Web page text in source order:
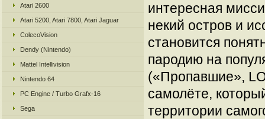
Atari 2600
Atari 5200, Atari 7800, Atari Jaguar
ColecoVision
Dendy (Nintendo)
Mattel Intellivision
Nintendo 64
PC Engine / Turbo Grafx-16
Sega
интересная
некий остров и
становится
пародию на
(«Пропавшие»,
самолёте,
территории